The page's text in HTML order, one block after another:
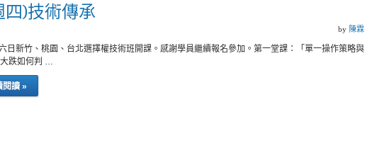
四)技術傳承
by 陳霖
日新竹、桃園、台北選擇權技術班開課。感謝學員繼續報名參加。第一堂課：「單一操作策略與
跌如何判 …
閱讀 »